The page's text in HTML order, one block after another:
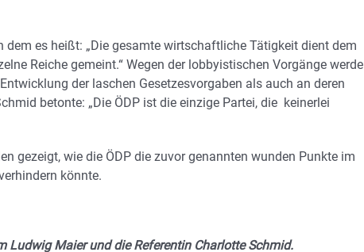
es heißt: „Die gesamte wirtschaftliche Tätigkeit dient dem
Reiche gemeint.“ Wegen der lobbyistischen Vorgänge werde
der laschen Gesetzesvorgaben als auch an deren
betonte: „Die ÖDP ist die einzige Partei, die keinerlei
gezeigt, wie die ÖDP die zuvor genannten wunden Punkte im
könnte.
Ludwig Maier und die Referentin Charlotte Schmid.